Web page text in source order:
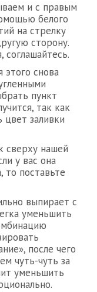
и с правым
белого
на стрелку
сторону.
соглашайтесь.
снова
пункт
так как
цвет заливки
сверху нашей
у вас она
то поставьте
выпирает с
уменьшить
после чего
чуть-чуть за
уменьшить